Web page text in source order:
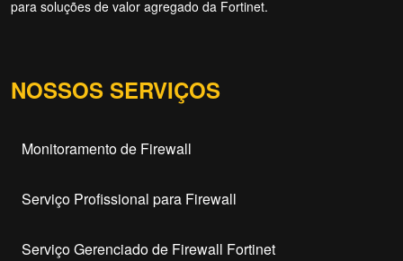
para soluções de valor agregado da Fortinet.
NOSSOS SERVIÇOS
Monitoramento de Firewall
Serviço Profissional para Firewall
Serviço Gerenciado de Firewall Fortinet